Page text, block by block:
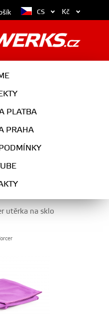
PLATBA
PRAHA
CS Kč
TEKUTÉ
TEKUTÉ STĚRAČE
utěrka na sklo